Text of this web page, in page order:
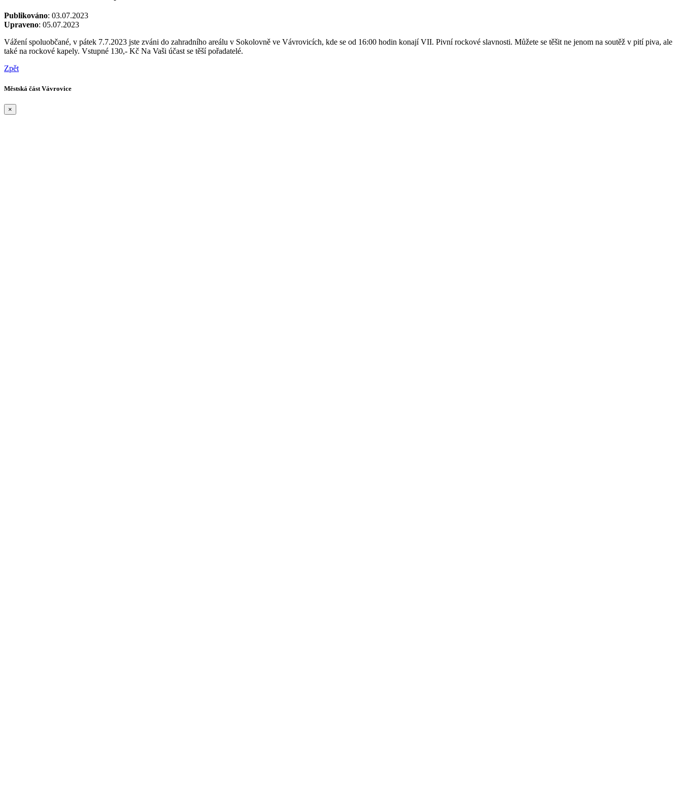
Publikováno: 03.07.2023
Upraveno: 05.07.2023
Vážení spoluobčané, v pátek 7.7.2023 jste zváni do zahradního areálu v Sokolovně ve Vávrovicích, kde se od 16:00 hodin konají VII. Pivní rockové slavnosti. Můžete se těšit ne jenom na soutěž v pití piva, ale
také na rockové kapely. Vstupné 130,- Kč Na Vaši účast se těší pořadatelé.
Zpět
Městská část Vávrovice
×